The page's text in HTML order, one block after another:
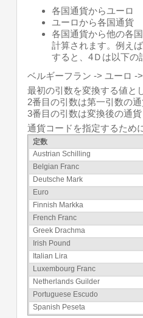
各国通貨からユーロ
ユーロから各国通貨
各国通貨から他の各
計算されます。例え
すると、4Ｄは以下の
ベルギーフラン -> ユーロ -
最初の引数を変換する値と
2番目の引数は第一引数の
3番目の引数は変換後の通
通貨コードを指定するため
定数
Austrian Schilling
Belgian Franc
Deutsche Mark
Euro
Finnish Markka
French Franc
Greek Drachma
Irish Pound
Italian Lira
Luxembourg Franc
Netherlands Guilder
Portuguese Escudo
Spanish Peseta